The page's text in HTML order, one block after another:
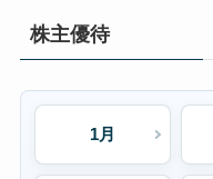
株主優待
1月